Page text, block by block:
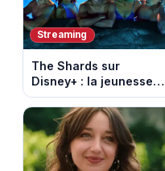
Streaming
The Shards sur
Disney+ : la jeunesse
dorée de Los Angeles
face à un tueur dans
les années 80